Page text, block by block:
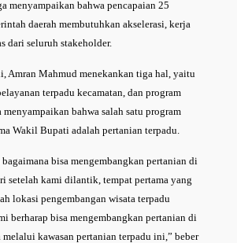
menyampaikan bahwa pencapaian 25
daerah membutuhkan akselerasi, kerja
dari seluruh stakeholder.
Amran Mahmud menekankan tiga hal, yaitu
terpadu kecamatan, dan program
bahwa salah satu program
Wakil Bupati adalah pertanian terpadu.
bisa mengembangkan pertanian di
setelah kami dilantik, tempat pertama yang
lokasi pengembangan wisata terpadu
berharap bisa mengembangkan pertanian di
melalui kawasan pertanian terpadu ini,” beber